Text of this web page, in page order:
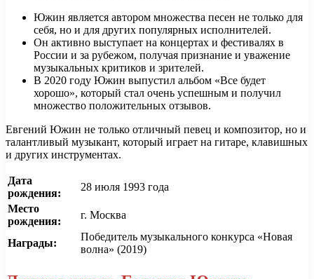
Южин является автором множества песен не только для
себя, но и для других популярных исполнителей.
Он активно выступает на концертах и фестивалях в
России и за рубежом, получая признание и уважение
музыкальных критиков и зрителей.
В 2020 году Южин выпустил альбом «Все будет
хорошо», который стал очень успешным и получил
множество положительных отзывов.
Евгений Южин не только отличный певец и композитор, но и
талантливый музыкант, который играет на гитаре, клавишных
и других инструментах.
Дата
рождения:
28 июля 1993 года
Место
рождения:
г. Москва
Награды:
Победитель музыкального конкурса «Новая
волна» (2019)